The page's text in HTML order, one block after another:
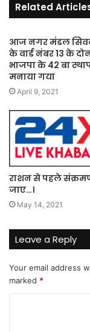
Related
आज नगर मंडल
के वार्ड नंबर 13 के
भाजपा के 42 बा
मनाया गया
April 9, 2021
राशन से पहले
जाए…।
May 14, 2021
Leave a Reply
Your email address
marked *